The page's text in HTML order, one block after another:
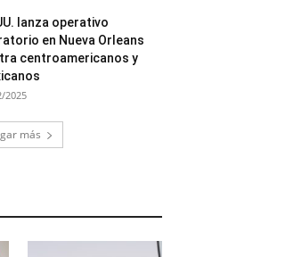
lanza operativo
en Nueva Orleans
centroamericanos y
2025
más